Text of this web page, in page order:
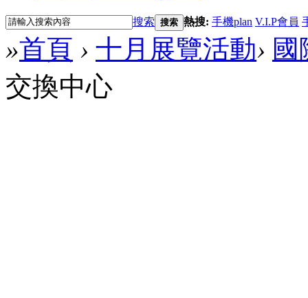
搜索 搜索 熱搜: 手機plan V.I.P會員
»首頁 › 十月展覽活動› 國
交換中心